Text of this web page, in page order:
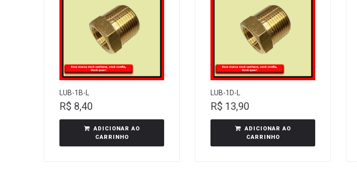
LUB-1B-L
R$ 8,40
ADICIONAR AO
CARRINHO
LUB-1D-L
R$ 13,90
ADICIONAR AO
CARRINHO